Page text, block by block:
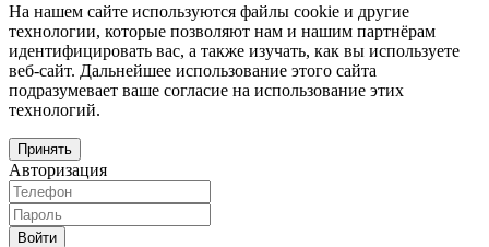
На нашем сайте используются файлы cookie и другие
технологии, которые позволяют нам и нашим партнёрам
идентифицировать вас, а также изучать, как вы используете
веб-сайт. Дальнейшее использование этого сайта
подразумевает ваше согласие на использование этих
технологий.
Принять
Авторизация
Войти